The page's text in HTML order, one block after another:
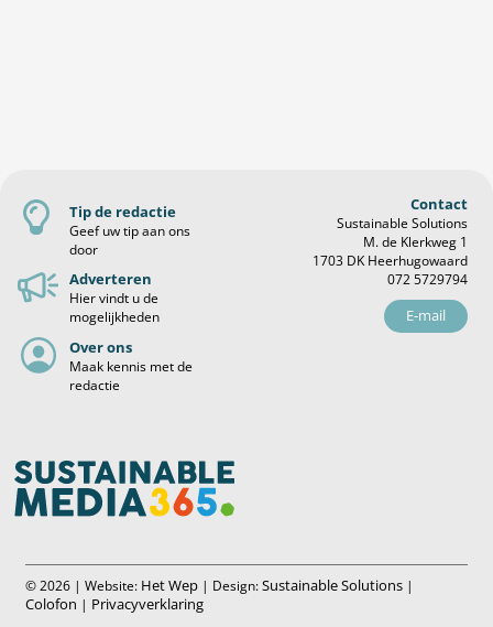
Tip de redactie
Geef uw tip aan ons
door
Adverteren
Hier vindt u de
mogelijkheden
Over ons
Maak kennis met de
redactie
Contact
Sustainable Solutions
M. de Klerkweg 1
1703 DK Heerhugowaard
072 5729794
E-mail
© 2026 | Website: Het Wep | Design:Sustainable Solutions |
Colofon | Privacyverklaring